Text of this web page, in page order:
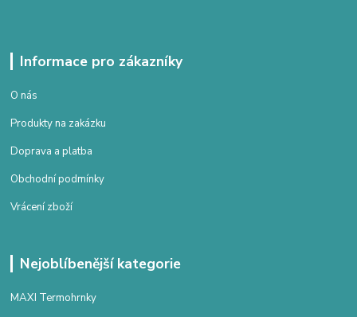
Informace pro zákazníky
O nás
Produkty na zakázku
Doprava a platba
Obchodní podmínky
Vrácení zboží
Nejoblíbenější kategorie
MAXI Termohrnky